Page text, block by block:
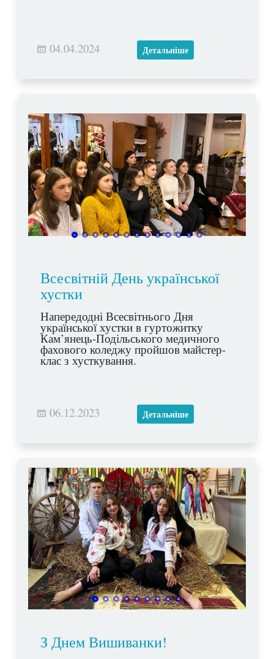
04.04.2024 Детальніше
Всесвітній День української
хустки
Напередодні Всесвітнього Дня
української хустки в гуртожитку
Кам’янець-Подільського медичного
фахового коледжу пройшов майстер-
клас з хусткування.
06.12.2023 Детальніше
З Днем Вишиванки!